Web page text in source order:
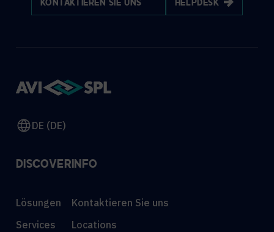
KONTAKTIEREN SIE UNS HELPDESK
DE (DE)
DISCOVER
Lösungen
Services
INFO
Kontaktieren Sie uns
Locations